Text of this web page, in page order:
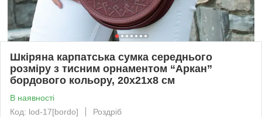
Шкіряна карпатська сумка середнього
розміру з тисним орнаментом “Аркан”
бордового кольору, 20х21х8 см
В наявності
Код: lod-17[bordo]
Роздріб